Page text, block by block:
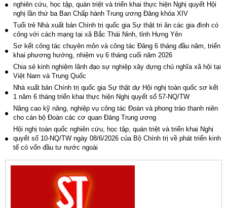
nghiên cứu, học tập, quán triệt và triển khai thực hiện Nghị quyết Hội
nghị lần thứ ba Ban Chấp hành Trung ương Đảng khóa XIV
Tuổi trẻ Nhà xuất bản Chính trị quốc gia Sự thật tri ân các gia đình có
công với cách mạng tại xã Bắc Thái Ninh, tỉnh Hưng Yên
Sơ kết công tác chuyên môn và công tác Đảng 6 tháng đầu năm, triển
khai phương hướng, nhiệm vụ 6 tháng cuối năm 2026
Chia sẻ kinh nghiệm lãnh đạo sự nghiệp xây dựng chủ nghĩa xã hội tại
Việt Nam và Trung Quốc
Nhà xuất bản Chính trị quốc gia Sự thật dự Hội nghị toàn quốc sơ kết
1 năm 6 tháng triển khai thực hiện Nghị quyết số 57-NQ/TW
Nâng cao kỹ năng, nghiệp vụ công tác Đoàn và phong trào thanh niên
cho cán bộ Đoàn các cơ quan Đảng Trung ương
Hội nghị toàn quốc nghiên cứu, học tập, quán triệt và triển khai Nghị
quyết số 10-NQ/TW ngày 08/6/2026 của Bộ Chính trị về phát triển kinh
tế có vốn đầu tư nước ngoài